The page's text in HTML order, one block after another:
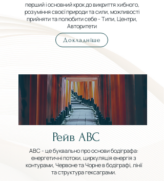
перший і основний крок до викриття хибного,
розуміння своєї природи та сили, можливості
прийняти та полюбити себе - Типи, Центри,
Авторитети
Докладніше
ABC - це буквально про основи бодіграфа:
енергетичні потоки, циркуляція енергія з
контурами, Червоне та Чорне в бодіграфі, лінії
та структура гексаграми.
Рейв АВС